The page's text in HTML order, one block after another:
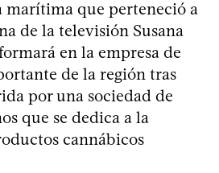
marítima que perteneció a
de la televisión Susana
en la empresa de
de la región tras
por una sociedad de
que se dedica a la
cannábicos